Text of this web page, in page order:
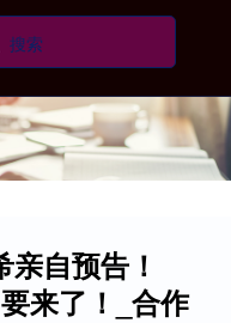
自预告！
来了！_合作